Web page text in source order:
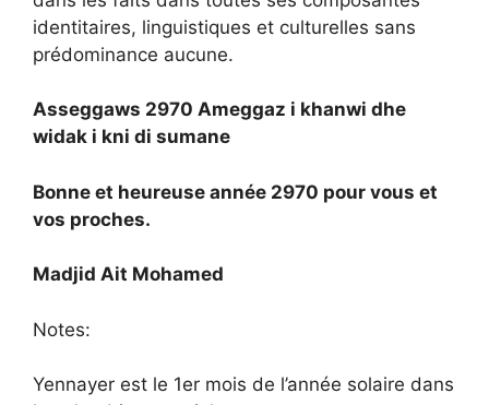
identitaires, linguistiques et culturelles sans
prédominance aucune.
Asseggaws 2970 Ameggaz i khanwi dhe
widak i kni di sumane
Bonne et heureuse année 2970 pour vous et
vos proches.
Madjid Ait Mohamed
Notes:
Yennayer est le 1er mois de l’année solaire dans